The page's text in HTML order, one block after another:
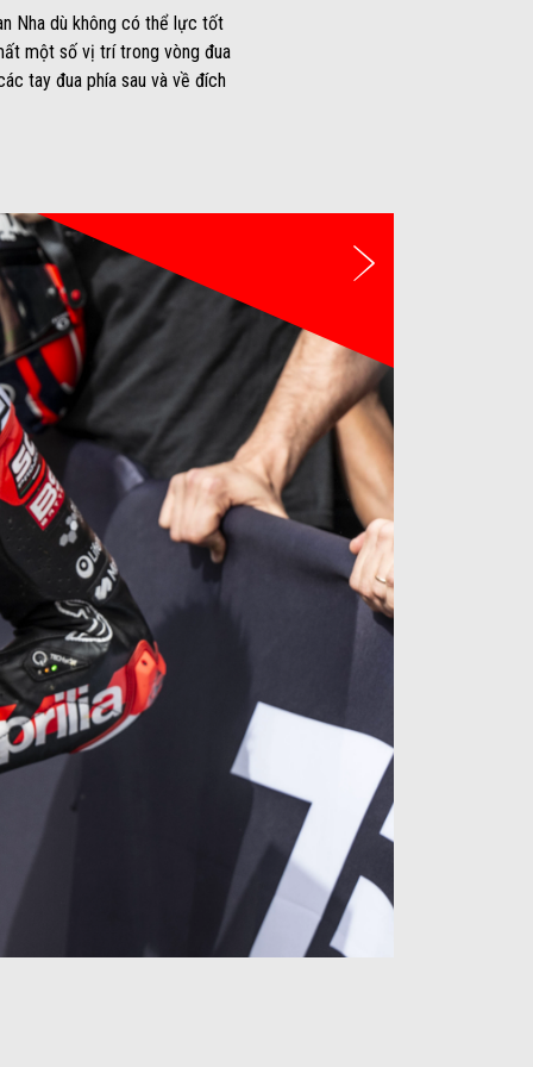
Nha dù không có thể lực tốt
một số vị trí trong vòng đua
tay đua phía sau và về đích
Tiếp theo